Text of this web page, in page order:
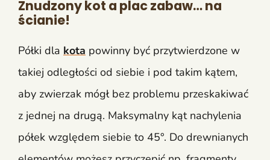
Znudzony kot a plac zabaw… na
ścianie!
Półki dla kota powinny być przytwierdzone w
takiej odległości od siebie i pod takim kątem,
aby zwierzak mógł bez problemu przeskakiwać
z jednej na drugą. Maksymalny kąt nachylenia
półek względem siebie to 45°. Do drewnianych